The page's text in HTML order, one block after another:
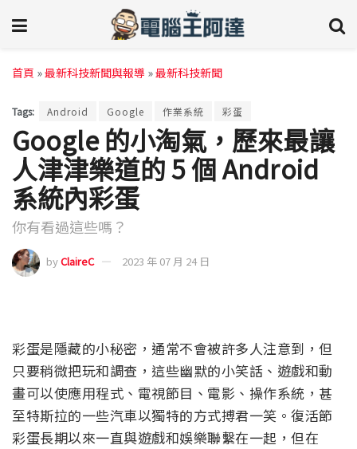
首頁 »最新科技新聞與報導 »最新科技新聞
Tags: Android Google 作業系統 彩蛋
Google 的小淘氣，歷來最讓
人津津樂道的 5 個 Android
系統內彩蛋
你有看過這些嗎？
byClaireC 2023 年 07 月 24 日
彩蛋是隱藏的小秘密，通常不會被許多人注意到，但
只要稍微把玩和調查，這些幽默的小笑話、遊戲和動
畫可以使應用程式、電視節目、電影、操作系統，甚
至特斯拉的一些汽車以獨特的方式搏君一笑。復活節
彩蛋長期以來一直與遊戲和娛樂聯繫在一起，但在